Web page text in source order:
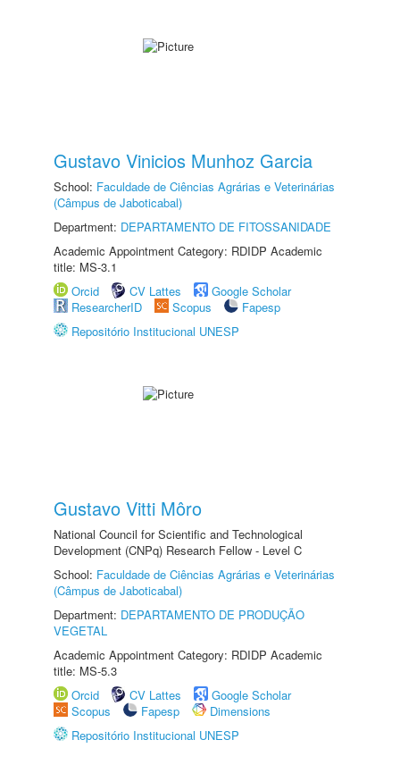
Gustavo Vinicios Munhoz Garcia
School: Faculdade de Ciências Agrárias e Veterinárias
(Câmpus de Jaboticabal)
Department: DEPARTAMENTO DE FITOSSANIDADE
Academic Appointment Category: RDIDP Academic
title: MS-3.1
Orcid
CV Lattes
Google Scholar
ResearcherID
Scopus
Fapesp
Repositório Institucional UNESP
Gustavo Vitti Môro
National Council for Scientific and Technological
Development (CNPq) Research Fellow - Level C
School: Faculdade de Ciências Agrárias e Veterinárias
(Câmpus de Jaboticabal)
Department: DEPARTAMENTO DE PRODUÇÃO
VEGETAL
Academic Appointment Category: RDIDP Academic
title: MS-5.3
Orcid
CV Lattes
Google Scholar
Scopus
Fapesp
Dimensions
Repositório Institucional UNESP